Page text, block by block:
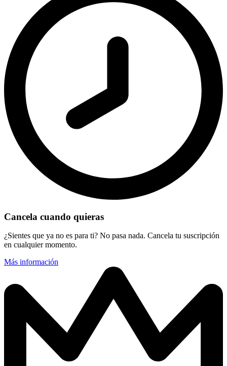
Cancela cuando quieras
¿Sientes que ya no es para ti? No pasa nada. Cancela tu suscripción
en cualquier momento.
Más información